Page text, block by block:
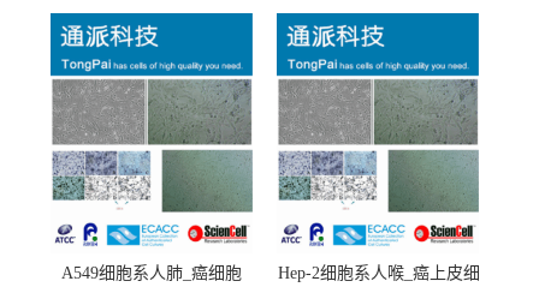
A549细胞系人肺_癌细胞
Hep-2细胞系人喉_癌上皮细